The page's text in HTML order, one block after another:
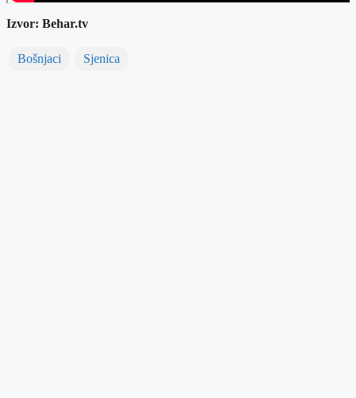
Izvor: Behar.tv
Bošnjaci Sjenica